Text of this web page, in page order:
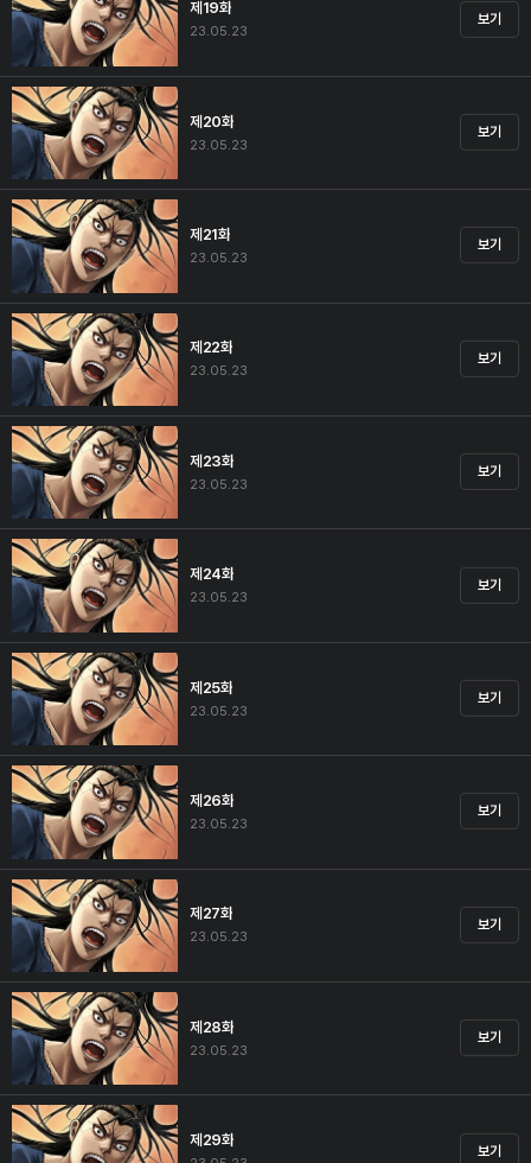
제19화
23.05.23
보기
제20화
23.05.23
보기
제21화
23.05.23
보기
제22화
23.05.23
보기
제23화
23.05.23
보기
제24화
23.05.23
보기
제25화
23.05.23
보기
제26화
23.05.23
보기
제27화
23.05.23
보기
제28화
23.05.23
보기
제29화
보기